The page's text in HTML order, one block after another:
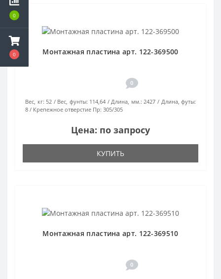
0
0 Монтажная пластина арт. 122-369500
0
Вес, кг: 52 Вес, фунты: 114,64 Длина, мм.: 2427
Длина, футы:
8
Крепежное отверстие Пр: 305/305
Цена: по запросу
КУПИТЬ
Монтажная пластина арт. 122-369510
0